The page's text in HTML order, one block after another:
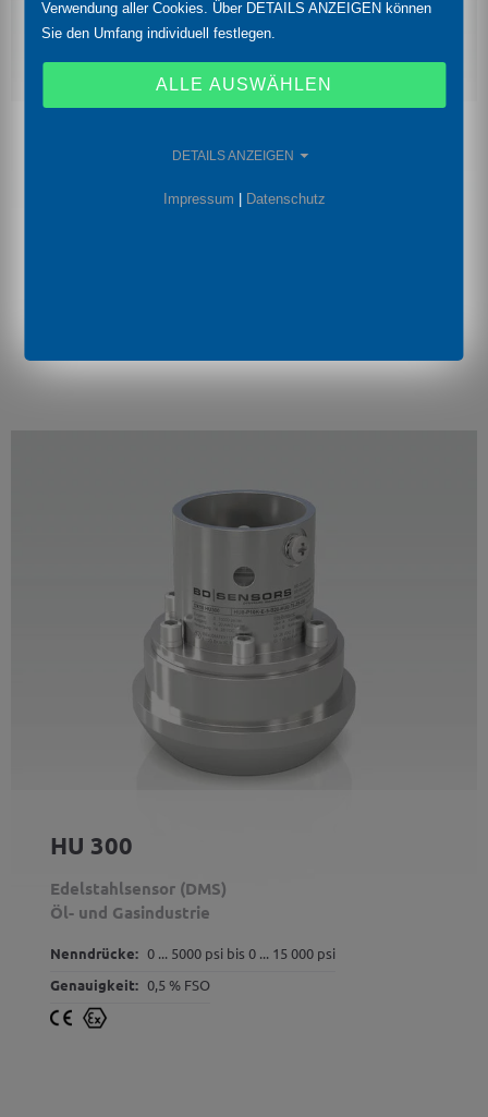
HU 300
Edelstahlsensor (DMS)
Öl- und Gasindustrie
Nenndrücke: 0 ... 5000 psi bis 0 ... 15 000 psi
Genauigkeit: 0,5 % FSO
Verwendung aller Cookies. Über DETAILS ANZEIGEN können
Sie den Umfang individuell festlegen.
ALLE AUSWÄHLEN
DETAILS ANZEIGEN
Impressum Datenschutz